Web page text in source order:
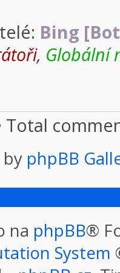
Bing
, Globální
Total
phpBB
na phpBB®
System